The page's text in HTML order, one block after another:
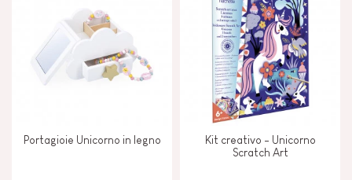
Portagioie Unicorno in legno
Kit creativo - Unicorno
Scratch Art